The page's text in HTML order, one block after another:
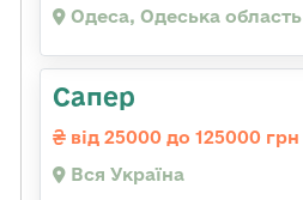
Одеса, Одеська область
Сапер
від 25000 до 125000 грн
Вся Україна